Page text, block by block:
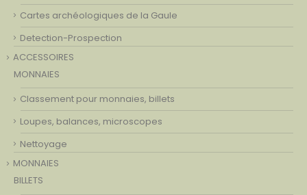
Cartes archéologiques de la Gaule
Detection-Prospection
ACCESSOIRES
MONNAIES
Classement pour monnaies, billets
Loupes, balances, microscopes
Nettoyage
MONNAIES
BILLETS